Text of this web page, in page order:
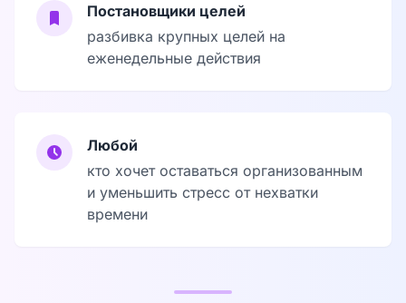
Постановщики целей
разбивка крупных целей на
еженедельные действия
Любой
кто хочет оставаться организованным
и уменьшить стресс от нехватки
времени